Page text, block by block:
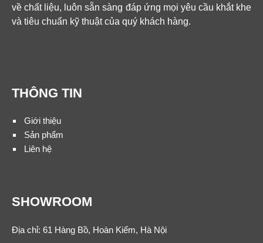
về chất liệu, luôn sẵn sàng đáp ứng mọi yêu cầu khắt khe
và tiêu chuẩn kỹ thuật của quý khách hàng.
THÔNG TIN
Giới thiệu
Sản phẩm
Liên hệ
SHOWROOM
Địa chỉ: 61 Hàng Bồ, Hoàn Kiếm, Hà Nội